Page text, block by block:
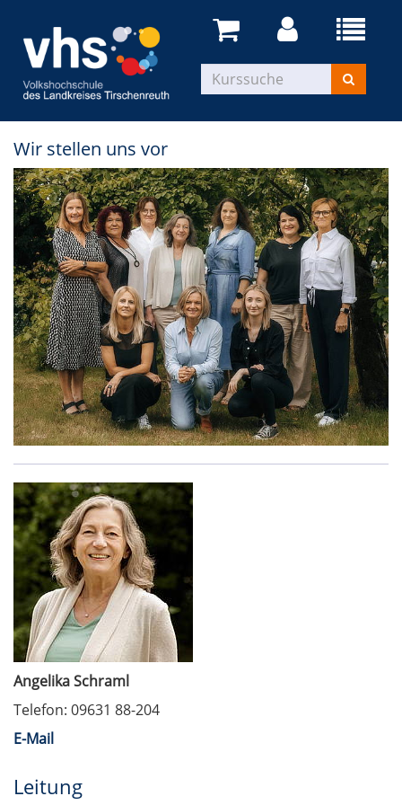
Wir stellen uns vor
Angelika Schraml
Telefon: 09631 88-204
E-Mail
Leitung